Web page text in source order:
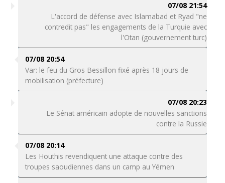
07/08 21:54
L'accord de défense avec Islamabad et Ryad "ne
contredit pas" les engagements de la Turquie avec
l'Otan (gouvernement turc)
07/08 20:54
Var: le feu du Gros Bessillon fixé après 18 jours de
mobilisation (préfecture)
07/08 20:23
Le Sénat américain adopte de nouvelles sanctions
contre la Russie
07/08 20:14
Les Houthis revendiquent une attaque contre des
troupes saoudiennes dans un camp au Yémen